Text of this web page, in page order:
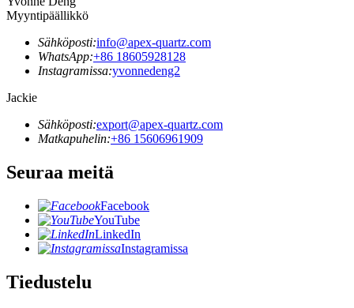
Myyntipäällikkö
Sähköposti:info@apex-quartz.com
WhatsApp:+86 18605928128
Instagramissa:yvonnedeng2
Jackie
Sähköposti:export@apex-quartz.com
Matkapuhelin:+86 15606961909
Seuraa meitä
Facebook
YouTube
LinkedIn
Instagramissa
Tiedustelu